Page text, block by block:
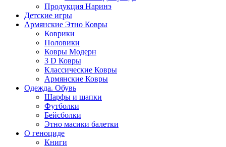
Продукция Наринэ
Детские игры
Армянские Этно Ковры
Коврики
Половики
Ковры Модерн
3 D Ковры
Классические Ковры
Армянские Ковры
Одежда. Обувь
Шарфы и шапки
Футболки
Бейсболки
Этно масики балетки
О геноциде
Книги